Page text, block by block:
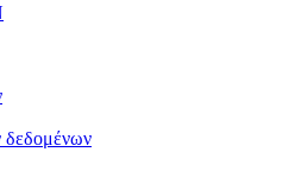
δεδομένων